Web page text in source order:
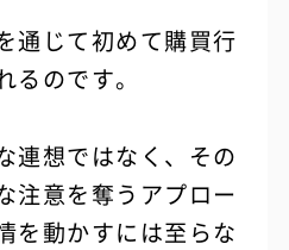
通じて初めて購買行
のです。
連想ではなく、その
注意を奪うアプロー
を動かすには至らな